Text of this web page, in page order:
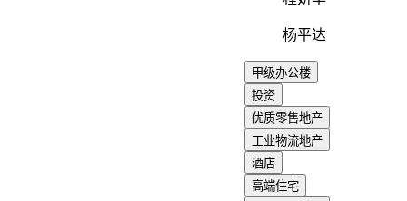
杨平达
甲级办公楼
投资
优质零售地产
工业物流地产
酒店
高端住宅